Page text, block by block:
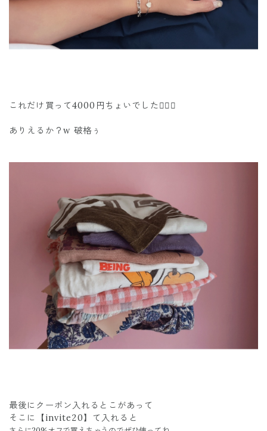
これだけ買って4000円ちょいでした✌🏾🍓
ありえるか？w 破格ぅ
最後にクーポン入れるとこがあって
そこに【invite20】て入れると